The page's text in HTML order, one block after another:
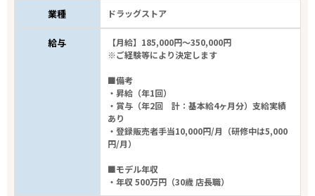
業種 ドラッグストア
給与
【月給】185,000円～350,000円
※ご経験等により決定します
■備考
・昇給（年1回）
・賞与（年2回 計：基本給4ヶ月分）支給実績
あり
・登録販売者手当10,000円/月（研修中は5,000
円/月）
■モデル年収
・年収 500万円（30歳 店長職）